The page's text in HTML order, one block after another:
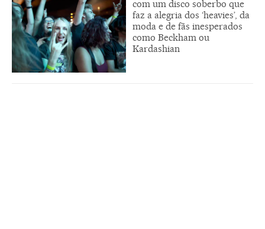
com um disco soberbo que
faz a alegria dos ‘heavies’, da
moda e de fãs inesperados
como Beckham ou
Kardashian